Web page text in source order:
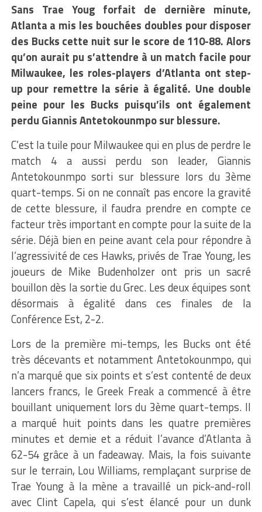
Sans Trae Youg forfait de dernière minute,
Atlanta a mis les bouchées doubles pour disposer
des Bucks cette nuit sur le score de 110-88. Alors
qu’on aurait pu s’attendre à un match facile pour
Milwaukee, les roles-players d’Atlanta ont step-
up pour remettre la série à égalité. Une double
peine pour les Bucks puisqu’ils ont également
perdu Giannis Antetokounmpo sur blessure.
C’est la tuile pour Milwaukee qui en plus de perdre le
match 4 a aussi perdu son leader, Giannis
Antetokounmpo sorti sur blessure lors du 3ème
quart-temps. Si on ne connaît pas encore la gravité
de cette blessure, il faudra prendre en compte ce
facteur très important en compte pour la suite de la
série. Déjà bien en peine avant cela pour répondre à
l’agressivité de ces Hawks, privés de Trae Young, les
joueurs de Mike Budenholzer ont pris un sacré
bouillon dès la sortie du Grec. Les deux équipes sont
désormais à égalité dans ces finales de la
Conférence Est, 2-2.
Lors de la première mi-temps, les Bucks ont été
très décevants et notamment Antetokounmpo, qui
n’a marqué que six points et s’est contenté de deux
lancers francs, le Greek Freak a commencé à être
bouillant uniquement lors du 3ème quart-temps. Il
a marqué huit points dans les quatre premières
minutes et demie et a réduit l’avance d’Atlanta à
62-54 grâce à un fadeaway. Mais, la fois suivante
sur le terrain, Lou Williams, remplaçant surprise de
Trae Young à la mène a travaillé un pick-and-roll
avec Clint Capela, qui s’est élancé pour un dunk